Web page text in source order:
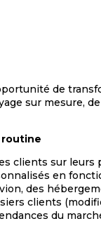
de
sur mesure,
routine
clients sur leurs
en
des
clients
du